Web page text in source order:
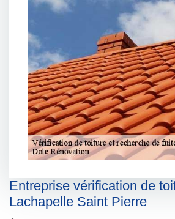
Entreprise vérification de
Lachapelle Saint Pierre